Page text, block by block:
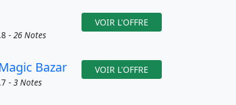
- 26 Notes
VOIR L'OFFRE
Bazar
- 3 Notes
VOIR L'OFFRE